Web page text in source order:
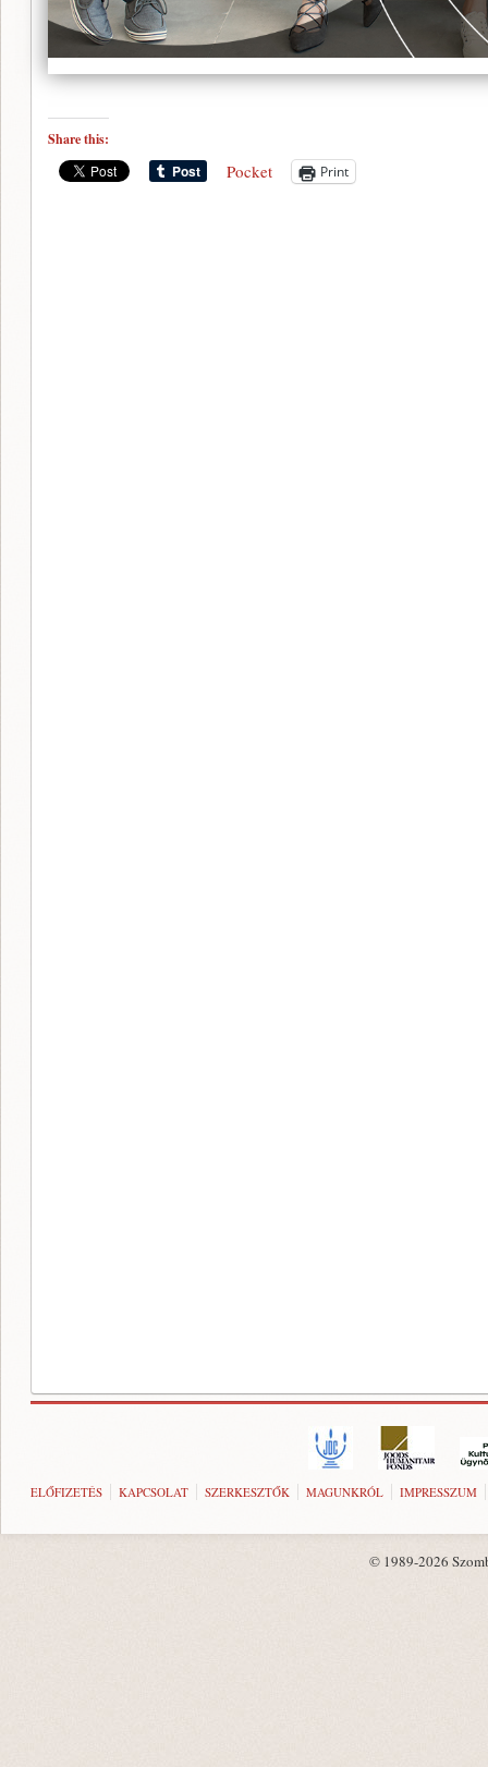
Share this:
Pocket Print
ELŐFIZETÉS KAPCSOLAT SZERKESZTŐK MAGUNKRÓL IMPRESSZUM
© 1989-2026